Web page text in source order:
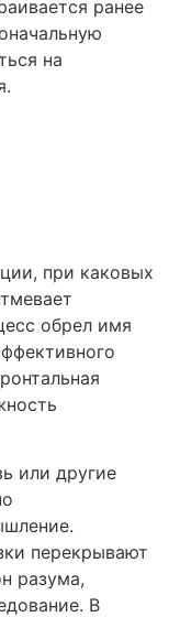
ранее
на
при каковых
обрел имя
или другие
перекрывают
разума,
В